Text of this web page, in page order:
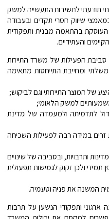
תודעתי לחשיבות התעשייה למשק
שיווק חסרי תקדים ובעבודה
בהתאמה מבנית ותפקודית
והעתידיים.
הפעילות של משרד התיירות
ומחייבת התייחסות מתאימה
של המוצר התיירותי וגם לביקוש;
למשק הלאומי;
לתדמיתה ולמעמדה של מדינת
זרים במידה רבה לפעילות השכיחה
ותרבויות, ובסביבה של שינויים
תמידי ולכן זקוק לגמישות תפעולית
המשנה את פניה וטעמיה.
ותפקודי הנשען על תרבות